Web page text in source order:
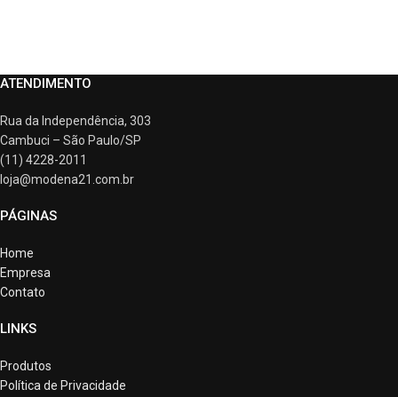
ATENDIMENTO
Rua da Independência, 303
Cambuci – São Paulo/SP
(11) 4228-2011
loja@modena21.com.br
PÁGINAS
Home
Empresa
Contato
LINKS
Produtos
Política de Privacidade